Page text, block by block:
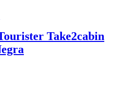
Take2cabin